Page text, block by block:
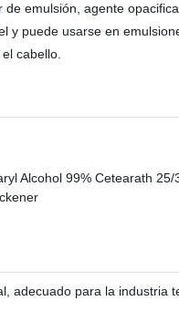
emulsión, agente
y puede usarse en
cabello.
adecuado para la industria